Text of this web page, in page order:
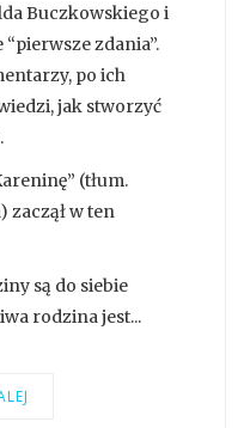
Buczkowskiego i
“pierwsze zdania”.
po ich
jak stworzyć
(tłum.
zaczął w ten
są do siebie
rodzina jest...